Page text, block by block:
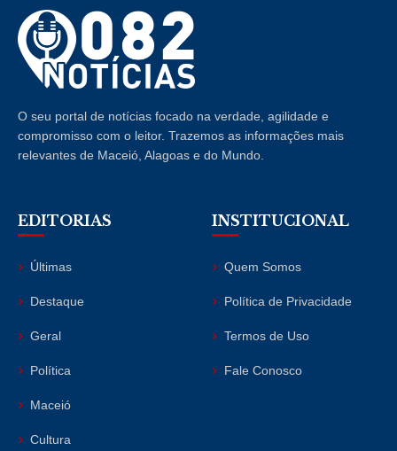
O seu portal de notícias focado na verdade, agilidade e
compromisso com o leitor. Trazemos as informações mais
relevantes de Maceió, Alagoas e do Mundo.
EDITORIAS
Últimas
Destaque
Geral
Política
Maceió
Cultura
INSTITUCIONAL
Quem Somos
Política de Privacidade
Termos de Uso
Fale Conosco